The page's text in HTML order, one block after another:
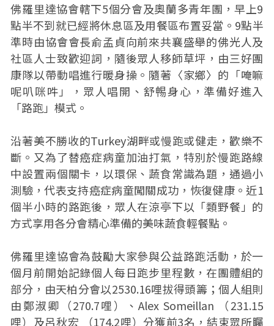
佛羅里達協會轄下5個分會及奧蘭多青年團，早上9
點半不到就已經將休息區及用餐區布置妥當。9點半
準時由協會會長俞孟貞向前來共襄盛舉的佛光人及
社區人士致歡迎詞，隨後眾人移師草坪，由三好團
康隊以帶動唱進行暖身操。隨著〈家鄉〉的「唵嘛
呢叭咪吽」，眾人唱開、舒𣈱身心，準備好進入
「路跑」模式。
沿著美不勝收的Turkey湖畔或慢跑或健走，歡樂不
斷。又為了替癌症病童加油打氣，特別於慢跑路線
中設置兩個關卡，以環保、蔬食常識為題，通過小
測驗，代表支持癌症病童闖關成功，恢復健康。近1
個半小時的路跑後，眾人在涼亭下以「類野餐」的
方式享用各分會精心準備的美味蔬食輕餐點。
佛羅里達協會為鼓勵大家參與公益路跑活動，於一
個月前開始記錄個人每日跑步里程數，在團體組的
部分，由天柏分會以2530.16哩拔得頭籌；個人組則
由鄭淑卿（270.7哩）、Alex Someillan （231.15
哩）及呂秋宏 （174.2哩）分獲前3名，結束眾所矚